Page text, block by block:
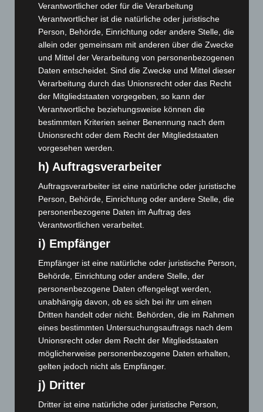
April 2025
(88)
März 2025(111)
Februar 2025(96)
Januar 2025(88)
Dezember 2024(89)
November 2024(94)
Oktober 2024(93)
September 2024 (112)
August 2024
Juli 2024 (89)
Juni 2024(107)
Mai 2024(149)
April 2024(102)
März 2024(103)
Februar 2024(103)
Januar 2024(111)
Dezember 2023
(130)
November 2023(130)
Oktober 2023(114)
September 2023
(133)
August 2023(134)
Juli 2023(118)
Juni 2023(142)
Verantwortlicher oder für die Verarbeitung
Verantwortlicher ist die natürliche oder juristische
Person, Behörde, Einrichtung oder andere Stelle, die
allein oder gemeinsam mit anderen über die Zwecke
und Mittel der Verarbeitung von personenbezogenen
Daten entscheidet. Sind die Zwecke und Mittel dieser
Verarbeitung durch das Unionsrecht oder das Recht
der Mitgliedstaaten vorgegeben, so kann der
Verantwortliche beziehungsweise können die
bestimmten Kriterien seiner Benennung nach dem
Unionsrecht oder dem Recht der Mitgliedstaaten
vorgesehen werden.
h) Auftragsverarbeiter
Auftragsverarbeiter ist eine natürliche oder juristische
Person, Behörde, Einrichtung oder andere Stelle, die
personenbezogene Daten im Auftrag des
Verantwortlichen verarbeitet.
i) Empfänger
Empfänger ist eine natürliche oder juristische Person,
Behörde, Einrichtung oder andere Stelle, der
personenbezogene Daten offengelegt werden,
unabhängig davon, ob es sich bei ihr um einen
Dritten handelt oder nicht. Behörden, die im Rahmen
eines bestimmten Untersuchungsauftrags nach dem
Unionsrecht oder dem Recht der Mitgliedstaaten
möglicherweise personenbezogene Daten erhalten,
gelten jedoch nicht als Empfänger.
j) Dritter
Dritter ist eine natürliche oder juristische Person,